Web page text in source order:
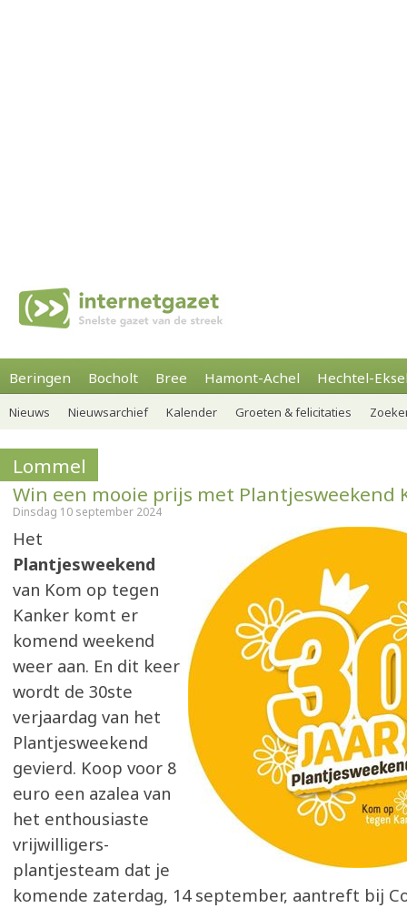
Beringen Bocholt Bree Hamont-Achel Hechtel-
Nieuws Nieuwsarchief Kalender Groeten & felicitaties
Lommel
Win een mooie prijs met Plantjesweekend
Dinsdag 10 september 2024
Het
Plantjesweekend
van Kom op tegen
Kanker komt er
komend weekend
weer aan. En dit keer
wordt de 30ste
verjaardag van het
Plantjesweekend
gevierd. Koop voor 8
euro een azalea van
het enthousiaste
vrijwilligers-
plantjesteam dat je
komende zaterdag, 14 september, aantreft bij